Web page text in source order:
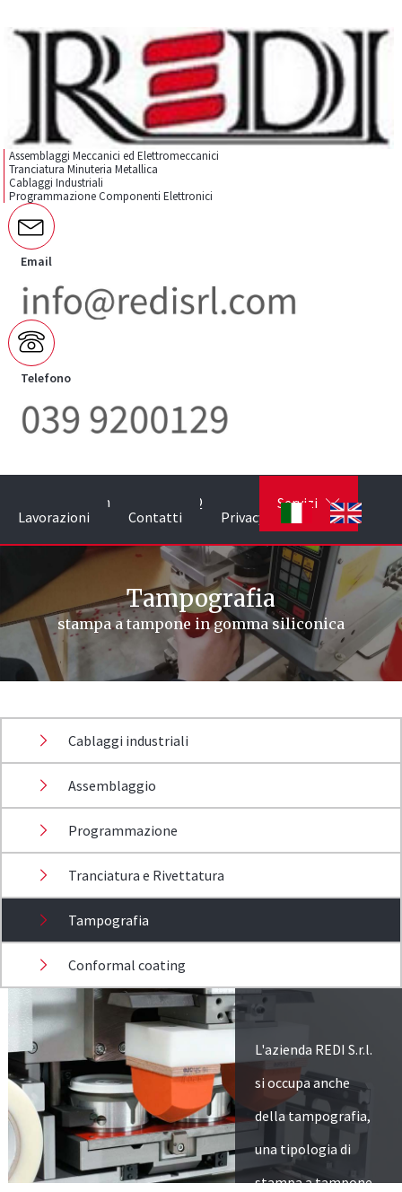
Assemblaggi Meccanici ed Elettromeccanici
Tranciatura Minuteria Metallica
Cablaggi Industriali
Programmazione Componenti Elettronici
Email
Telefono
Chi siamo Qualità
Servizi
Lavorazioni
Contatti Privacy
Tampografia
stampa a tampone in gomma siliconica
Cablaggi industriali
Assemblaggio
Programmazione
Tranciatura e Rivettatura
Tampografia
Conformal coating
L'azienda REDI S.r.l.
si occupa anche
della tampografia,
una tipologia di
stampa a tampone